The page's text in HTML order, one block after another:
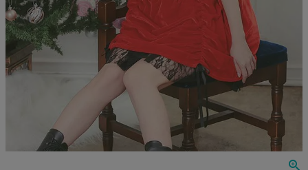
ミリタリー
ウエイトレス
天使